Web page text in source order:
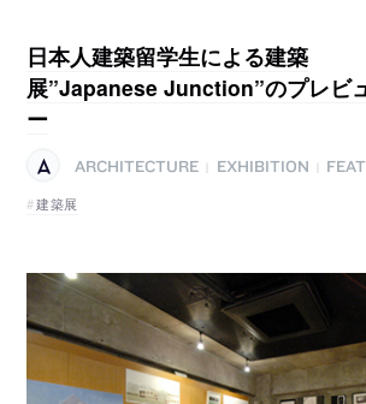
日本人建築留学生による建築
展”Japanese Junction”のプレビ
ー
ARCHITECTURE EXHIBITION
建築展